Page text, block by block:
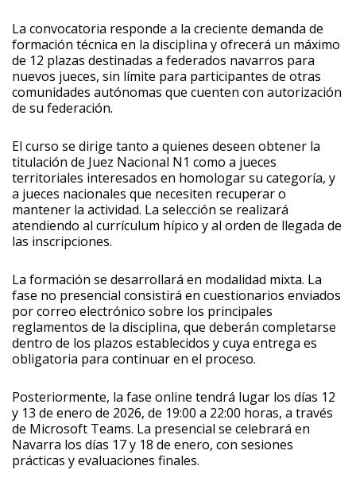
La convocatoria responde a la creciente demanda de
formación técnica en la disciplina y ofrecerá un máximo
de 12 plazas destinadas a federados navarros para
nuevos jueces, sin límite para participantes de otras
comunidades autónomas que cuenten con autorización
de su federación.
El curso se dirige tanto a quienes deseen obtener la
titulación de Juez Nacional N1 como a jueces
territoriales interesados en homologar su categoría, y
a jueces nacionales que necesiten recuperar o
mantener la actividad. La selección se realizará
atendiendo al currículum hípico y al orden de llegada de
las inscripciones.
La formación se desarrollará en modalidad mixta. La
fase no presencial consistirá en cuestionarios enviados
por correo electrónico sobre los principales
reglamentos de la disciplina, que deberán completarse
dentro de los plazos establecidos y cuya entrega es
obligatoria para continuar en el proceso.
Posteriormente, la fase online tendrá lugar los días 12
y 13 de enero de 2026, de 19:00 a 22:00 horas, a través
de Microsoft Teams. La presencial se celebrará en
Navarra los días 17 y 18 de enero, con sesiones
prácticas y evaluaciones finales.